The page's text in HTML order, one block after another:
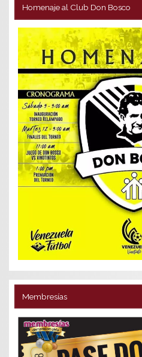
Homenaje al Club Don Bosco
Membresías